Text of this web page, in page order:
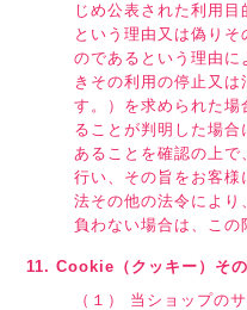
じめ公表された利用
という理由又は偽り
のであるという理由
きその利用の停止又は
す。）を求められた場
ることが判明した場
あることを確認の上で
行い、その旨をお客様
法その他の法令により
負わない場合は、この
11. Cookie（クッキー）そ
（１） 当ショップの